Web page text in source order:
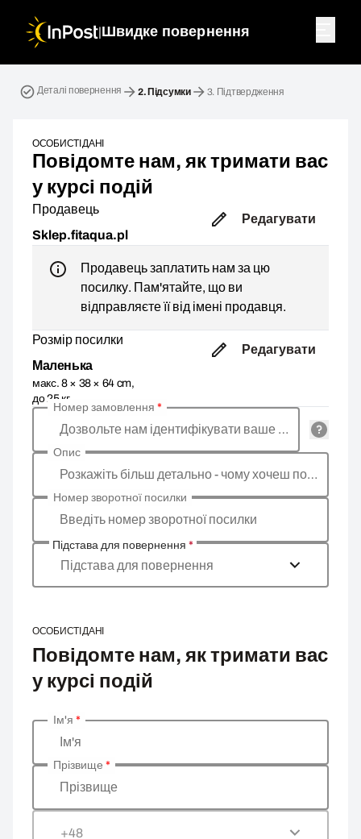
| Швидке повернення
Деталі повернення 2. Підсумки 3. Підтвердження
ОСОБИСТІ ДАНІ
Повідомте нам, як тримати вас
у курсі подій
Продавець
Sklep.fitaqua.pl
Редагувати
Продавець заплатить нам за цю
посилку. Пам'ятайте, що ви
відправляєте її від імені продавця.
Розмір посилки
Маленька
макс. 8 × 38 × 64 cm,
до 25 кг
Редагувати
Дозвольте нам ідентифікувати ваше замовлення
Номер замовлення *
Розкажіть більш детально - чому хочеш повернути товар, яка причина?
Опис
Введіть номер зворотної посилки
Номер зворотної посилки
Підстава для повернення *
Підстава для повернення
ОСОБИСТІ ДАНІ
Повідомте нам, як тримати вас
у курсі подій
Введіть ваші особисті дані
Ім'я
Ім'я *
Прізвище
Прізвище *
+48